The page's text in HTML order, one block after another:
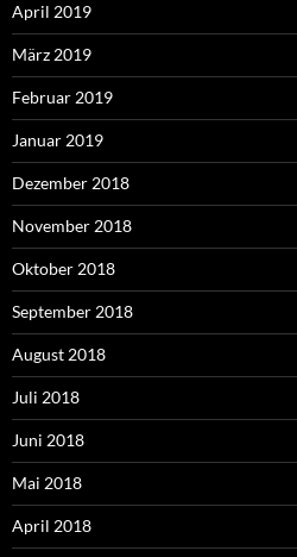
April 2019
März 2019
Februar 2019
Januar 2019
Dezember 2018
November 2018
Oktober 2018
September 2018
August 2018
Juli 2018
Juni 2018
Mai 2018
April 2018